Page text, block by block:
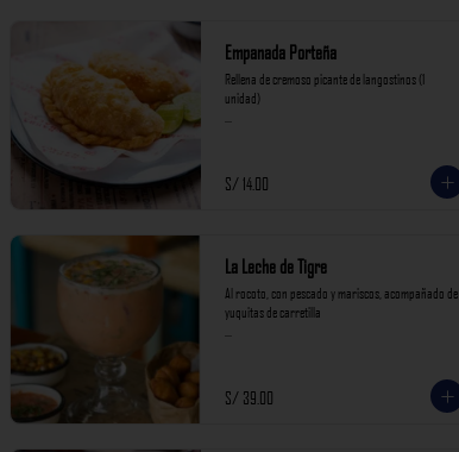
Empanada Porteña
Rellena de cremoso picante de langostinos (1
unidad)
S/ 14.00
La Leche de Tigre
Al rocoto, con pescado y mariscos, acompañado de
yuquitas de carretilla
S/ 39.00